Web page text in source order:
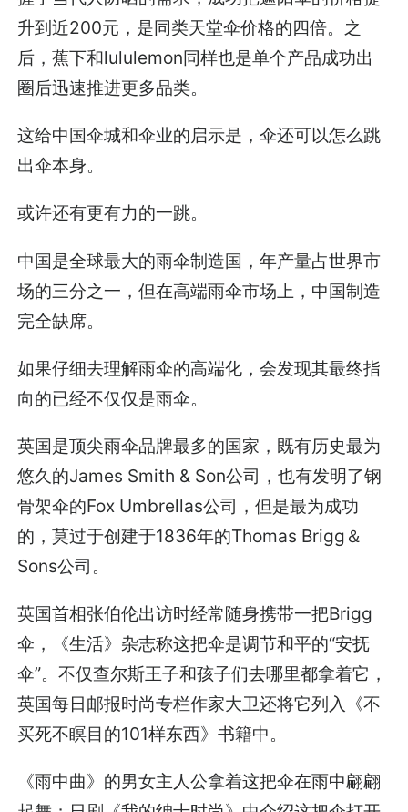
升到近200元，是同类天堂伞价格的四倍。之
后，蕉下和lululemon同样也是单个产品成功出
圈后迅速推进更多品类。
这给中国伞城和伞业的启示是，伞还可以怎么跳
出伞本身。
或许还有更有力的一跳。
中国是全球最大的雨伞制造国，年产量占世界市
场的三分之一，但在高端雨伞市场上，中国制造
完全缺席。
如果仔细去理解雨伞的高端化，会发现其最终指
向的已经不仅仅是雨伞。
英国是顶尖雨伞品牌最多的国家，既有历史最为
悠久的James Smith & Son公司，也有发明了钢
骨架伞的Fox Umbrellas公司，但是最为成功
的，莫过于创建于1836年的Thomas Brigg＆
Sons公司。
英国首相张伯伦出访时经常随身携带一把Brigg
伞，《生活》杂志称这把伞是调节和平的“安抚
伞”。不仅查尔斯王子和孩子们去哪里都拿着它，
英国每日邮报时尚专栏作家大卫还将它列入《不
买死不瞑目的101样东西》书籍中。
《雨中曲》的男女主人公拿着这把伞在雨中翩翩